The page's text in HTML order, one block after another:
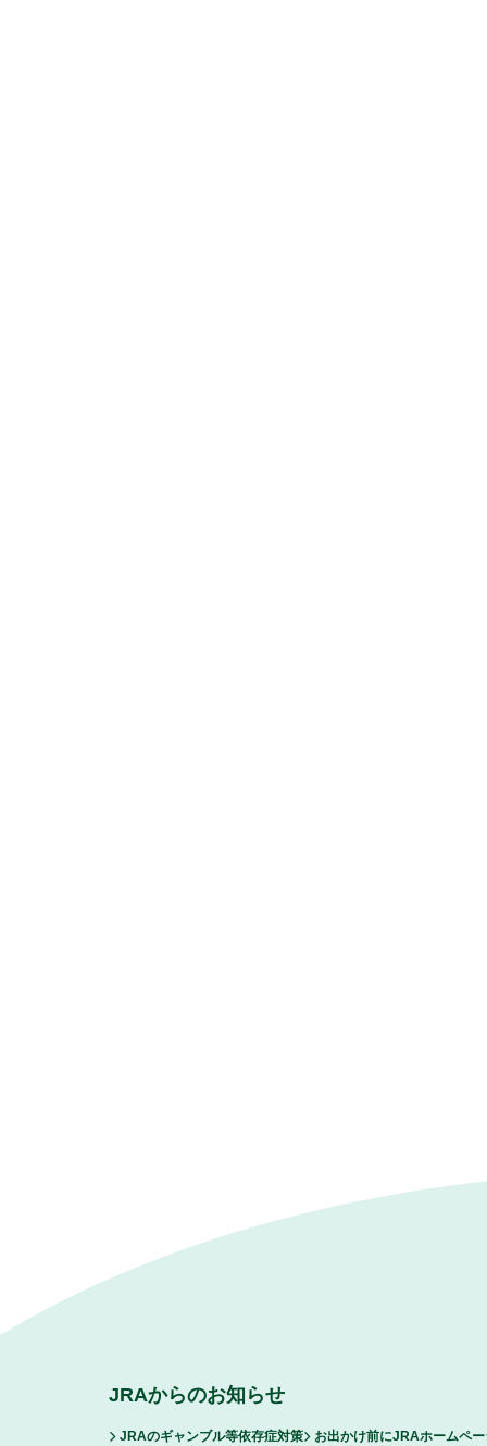
JRAからのお知らせ
JRAのギャンブル等依存症対策
お出かけ前にJRAホームペ